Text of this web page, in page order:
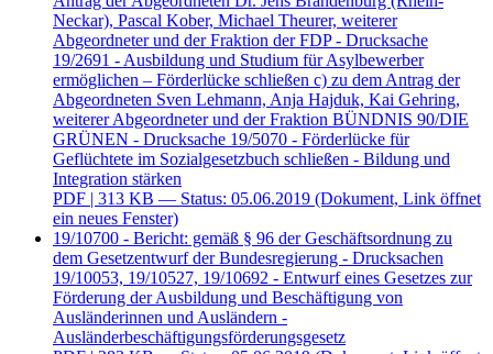
Neckar), Pascal Kober, Michael Theurer, weiterer
Abgeordneter und der Fraktion der FDP - Drucksache
19/2691 - Ausbildung und Studium für Asylbewerber
ermöglichen – Förderlücke schließen c) zu dem Antrag der
Abgeordneten Sven Lehmann, Anja Hajduk, Kai Gehring,
weiterer Abgeordneter und der Fraktion BÜNDNIS 90/DIE
GRÜNEN - Drucksache 19/5070 - Förderlücke für
Geflüchtete im Sozialgesetzbuch schließen - Bildung und
Integration stärken
PDF | 313 KB — Status: 05.06.2019 (Dokument, Link öffnet
ein neues Fenster)
19/10700 - Bericht: gemäß § 96 der Geschäftsordnung zu
dem Gesetzentwurf der Bundesregierung - Drucksachen
19/10053, 19/10527, 19/10692 - Entwurf eines Gesetzes zur
Förderung der Ausbildung und Beschäftigung von
Ausländerinnen und Ausländern -
Ausländerbeschäftigungsförderungsgesetz